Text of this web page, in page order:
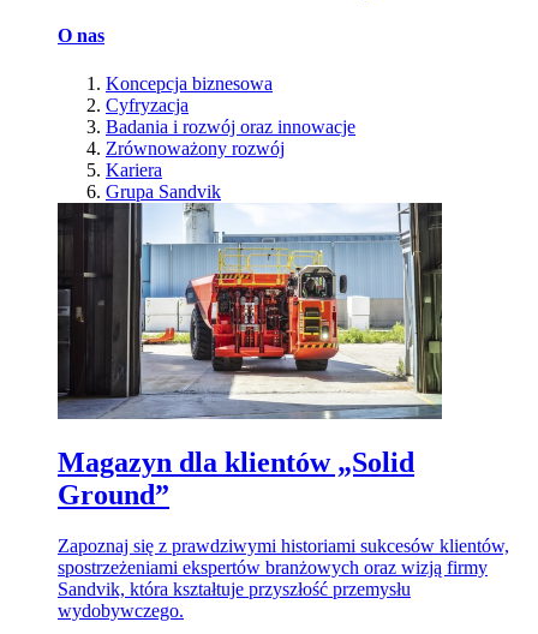
O nas
Koncepcja biznesowa
Cyfryzacja
Badania i rozwój oraz innowacje
Zrównoważony rozwój
Kariera
Grupa Sandvik
Magazyn dla klientów „Solid
Ground”
Zapoznaj się z prawdziwymi historiami sukcesów klientów,
spostrzeżeniami ekspertów branżowych oraz wizją firmy
Sandvik, która kształtuje przyszłość przemysłu
wydobywczego.